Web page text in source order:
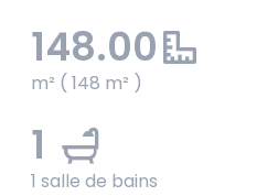
148.00
m² ( 148 m² )
1
1 salle de bains